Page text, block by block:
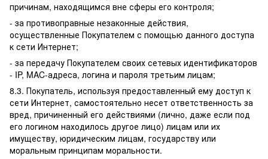
причинам, находящимся вне сферы его контроля;
- за противоправные незаконные действия,
осуществленные Покупателем с помощью данного доступа
к сети Интернет;
- за передачу Покупателем своих сетевых идентификаторов
- IP, MAC-адреса, логина и пароля третьим лицам;
8.3. Покупатель, используя предоставленный ему доступ к
сети Интернет, самостоятельно несет ответственность за
вред, причиненный его действиями (лично, даже если под
его логином находилось другое лицо) лицам или их
имуществу, юридическим лицам, государству или
моральным принципам моральности.